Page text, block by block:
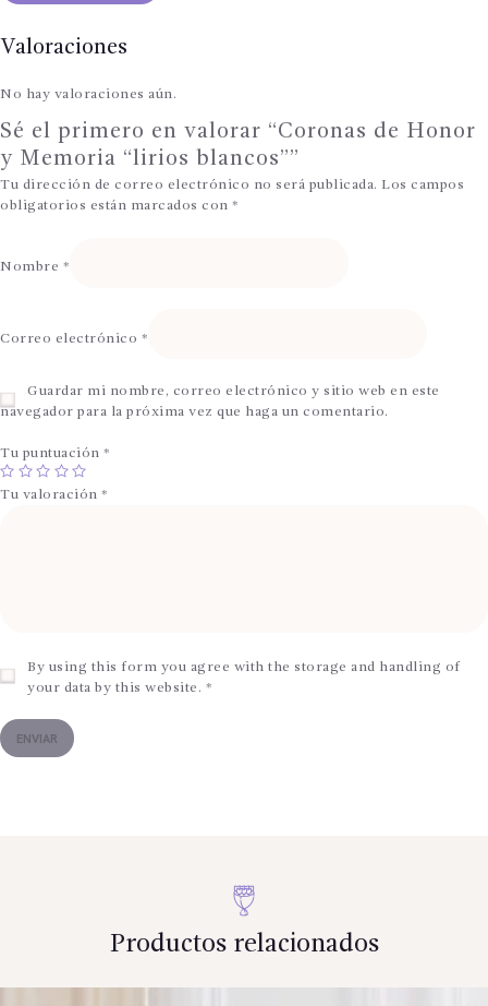
Valoraciones
No hay valoraciones aún.
Sé el primero en valorar “Coronas de Honor
y Memoria “lirios blancos””
Tu dirección de correo electrónico no será publicada. Los campos
obligatorios están marcados con *
Nombre *
Correo electrónico *
Guardar mi nombre, correo electrónico y sitio web en este
navegador para la próxima vez que haga un comentario.
Tu puntuación *
Tu valoración *
By using this form you agree with the storage and handling of
your data by this website. *
Productos relacionados